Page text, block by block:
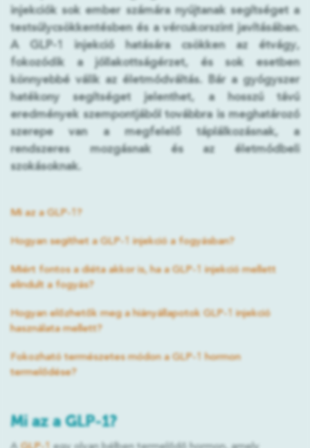
injekciók sok ember számára nyújtanak segítséget a
testsúlycsökkentésben és a vércukorszint javításában.
A GLP-1 injekció hatására csökken az étvágy,
fokozódik a jóllakottságérzet, és sok esetben
könnyebbé válik az életmódváltás. Bár a gyógyszer
hatékony segítséget jelenthet, a hosszú távú
eredmények szempontjából továbbra is meghatározó
szerepe van a megfelelő táplálkozásnak, a
rendszeres mozgásnak és az életmódbeli
szokásoknak.
Mi az a GLP-1?
Hogyan segíthet a GLP-1 injekció a fogyásban?
Miért fontos a diéta akkor is, ha a GLP-1 injekció mellett
elindult a fogyás?
Hogyan előzhetők meg a hiányállapotok GLP-1 injekció
használata mellett?
Fokozható természetes módon a GLP-1 hormon
termelődése?
Mi az a GLP-1?